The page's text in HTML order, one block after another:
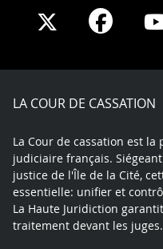
Share
X
Share
LA COUR DE CASSATION
La Cour de cassation est
judiciaire français.
justice de l'Île de la Cité,
essentielle: unifier et
La Haute Juridiction
traitement devant les juges.